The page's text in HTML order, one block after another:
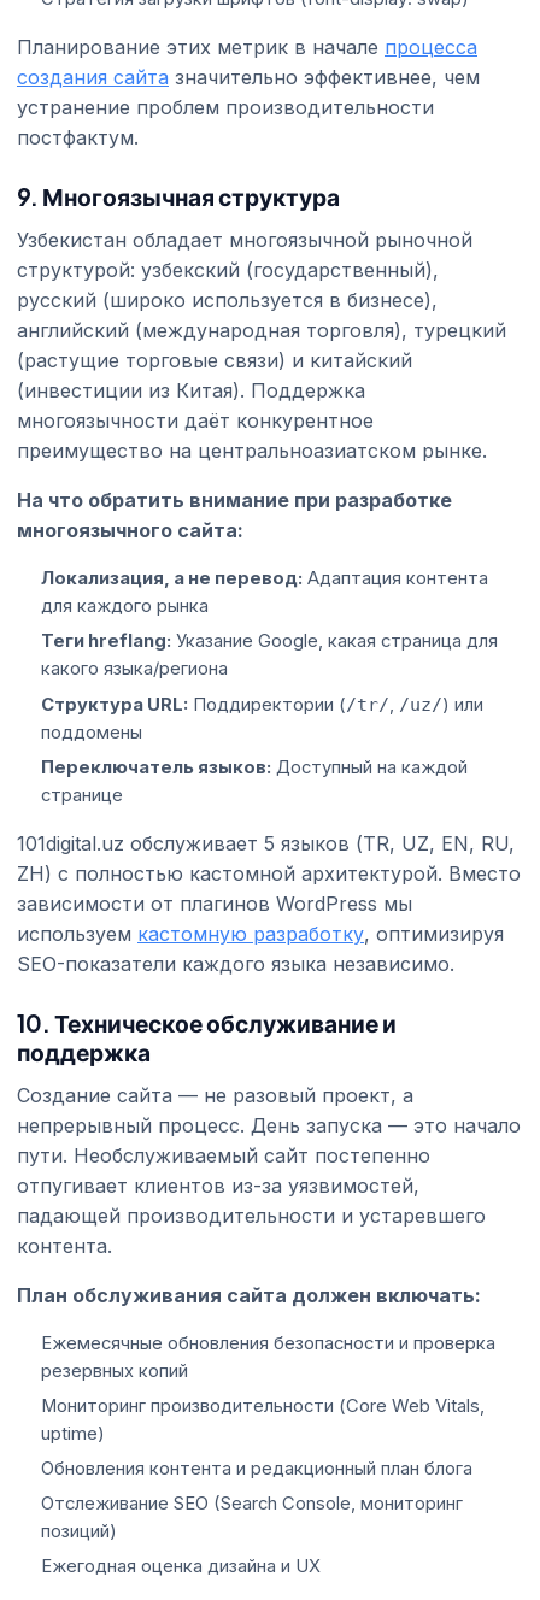
Планирование этих метрик в начале процесса
создания сайта значительно эффективнее, чем
устранение проблем производительности
постфактум.
9. Многоязычная структура
Узбекистан обладает многоязычной рыночной
структурой: узбекский (государственный),
русский (широко используется в бизнесе),
английский (международная торговля), турецкий
(растущие торговые связи) и китайский
(инвестиции из Китая). Поддержка
многоязычности даёт конкурентное
преимущество на центральноазиатском рынке.
На что обратить внимание при разработке
многоязычного сайта:
Локализация, а не перевод: Адаптация контента
для каждого рынка
Теги hreflang: Указание Google, какая страница для
какого языка/региона
Структура URL: Поддиректории (/tr/ /uz/) или
поддомены
Переключатель языков: Доступный на каждой
странице
101digital.uz обслуживает 5 языков (TR, UZ, EN, RU,
ZH) с полностью кастомной архитектурой. Вместо
зависимости от плагинов WordPress мы
используем кастомную разработку, оптимизируя
SEO-показатели каждого языка независимо.
10. Техническое обслуживание и
поддержка
Создание сайта — не разовый проект, а
непрерывный процесс. День запуска — это начало
пути. Необслуживаемый сайт постепенно
отпугивает клиентов из-за уязвимостей,
падающей производительности и устаревшего
контента.
План обслуживания сайта должен включать:
Ежемесячные обновления безопасности и проверка
резервных копий
Мониторинг производительности (Core Web Vitals,
uptime)
Обновления контента и редакционный план блога
Отслеживание SEO (Search Console, мониторинг
позиций)
Ежегодная оценка дизайна и UX